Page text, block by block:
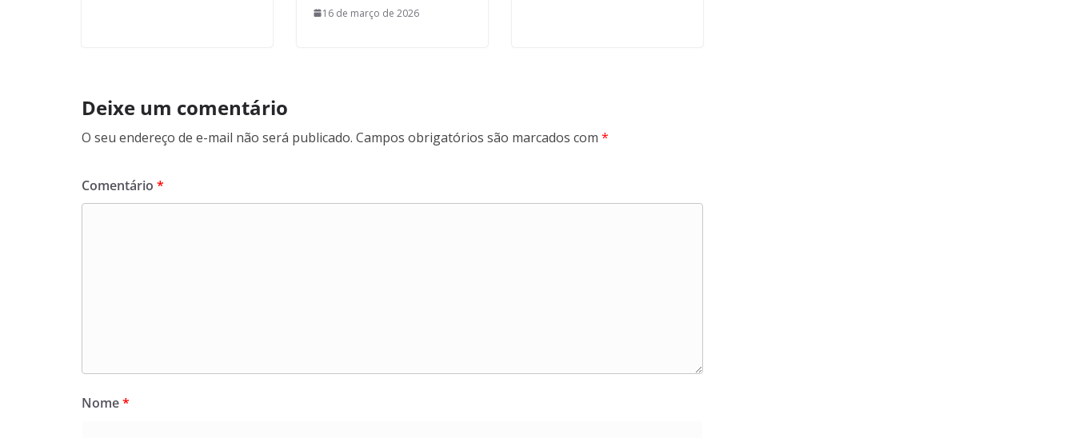
16 de março de 2026
Deixe um comentário
O seu endereço de e-mail não será publicado. Campos obrigatórios são marcados com *
Comentário *
Nome*